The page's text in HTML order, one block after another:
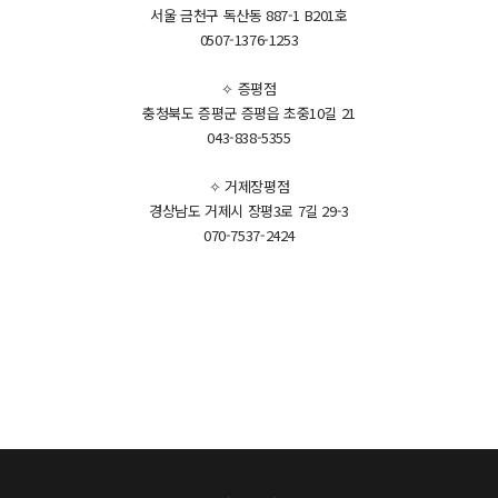
서울 금천구 독산동 887-1 B201호
0507-1376-1253
✧ 증평점
충청북도 증평군 증평읍 초중10길 21
043-838-5355
✧ 거제장평점
경상남도 거제시 장평3로 7길 29-3
070-7537-2424